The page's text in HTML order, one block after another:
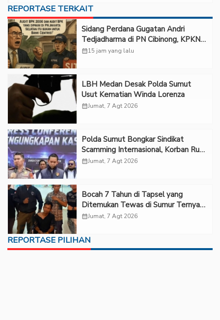
REPORTASE TERKAIT
Sidang Perdana Gugatan Andri
Tedjadharma di PN Cibinong, KPKNL
dan PUPN Mangkir
calendar_month15 jam yang lalu
LBH Medan Desak Polda Sumut
Usut Kematian Winda Lorenza
calendar_monthJumat, 7 Agt 2026
Polda Sumut Bongkar Sindikat
Scamming Internasional, Korban Rugi
Rp6,7 Miliar
calendar_monthJumat, 7 Agt 2026
Bocah 7 Tahun di Tapsel yang
Ditemukan Tewas di Sumur Ternyata
Korban Kekerasan Seksual
calendar_monthJumat, 7 Agt 2026
REPORTASE PILIHAN